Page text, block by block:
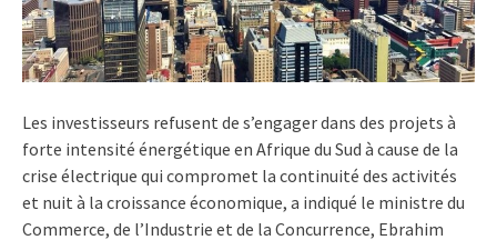
Les investisseurs refusent de s’engager dans des projets à
forte intensité énergétique en Afrique du Sud à cause de la
crise électrique qui compromet la continuité des activités
et nuit à la croissance économique, a indiqué le ministre du
Commerce, de l’Industrie et de la Concurrence, Ebrahim